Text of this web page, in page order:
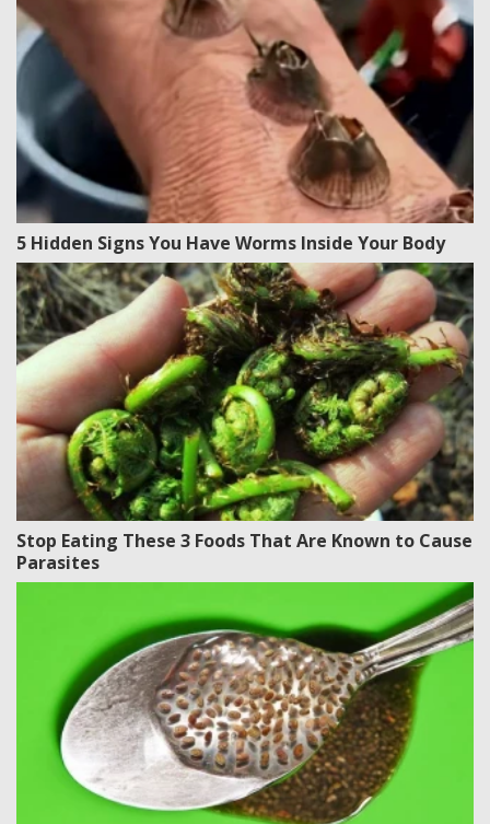
5 Hidden Signs You Have Worms Inside Your Body
Stop Eating These 3 Foods That Are Known to Cause
Parasites